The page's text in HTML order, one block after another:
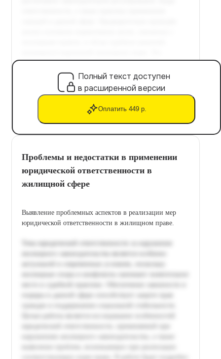
Полный текст доступен
в расширенной версии
Оплатить 449 р.
Проблемы и недостатки в применении
юридической ответственности в
жилищной сфере
Выявление проблемных аспектов в реализации мер
юридической ответственности в жилищном праве.